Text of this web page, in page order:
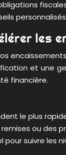
les
et
financière.
le plus
ou des
pour suivre les